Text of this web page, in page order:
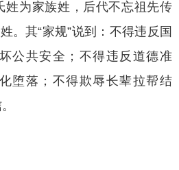
姓为家族姓，后代不忘祖先传
。其“家规”说到：不得违反国
公共安全；不得违反道德准
堕落；不得欺辱长辈拉帮结